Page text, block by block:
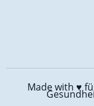
Made with ♥️